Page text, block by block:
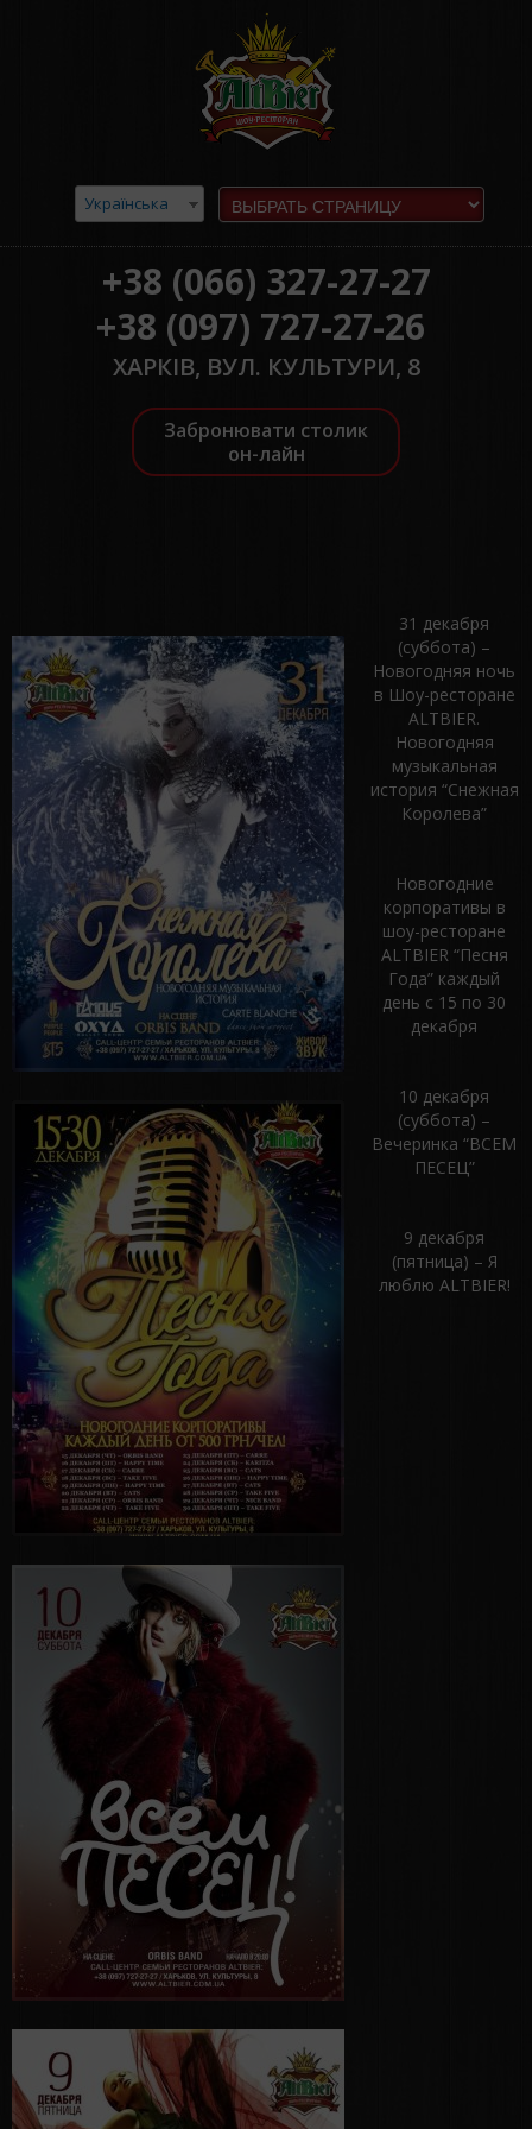
Українська
+38 (066) 327-27-27
+38 (097) 727-27-26
ХАРКІВ, ВУЛ. КУЛЬТУРИ, 8
Забронювати столик
он-лайн
31 декабря
(суббота) –
Новогодняя ночь
в Шоу-ресторане
ALTBIER.
Новогодняя
музыкальная
история “Снежная
Королева”
Новогодние
корпоративы в
шоу-ресторане
ALTBIER “Песня
Года” каждый
день с 15 по 30
декабря
10 декабря
(суббота) –
Вечеринка “ВСЕМ
ПЕСЕЦ”
9 декабря
(пятница) – Я
люблю ALTBIER!